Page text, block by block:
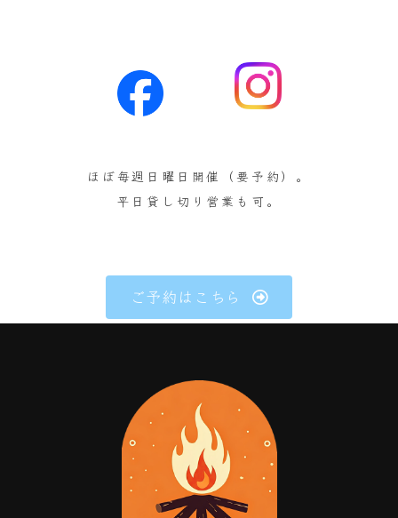
ほぼ毎週日曜日開催（要予約）。
平日貸し切り営業も可。
ご予約はこちら